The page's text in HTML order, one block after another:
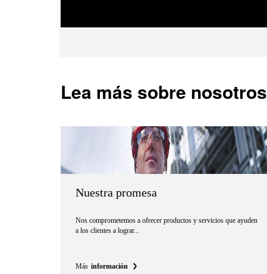
Lea más sobre nosotros
Nuestra promesa
Nos comprometemos a ofrecer productos y servicios que ayuden
a los clientes a lograr...
Más información